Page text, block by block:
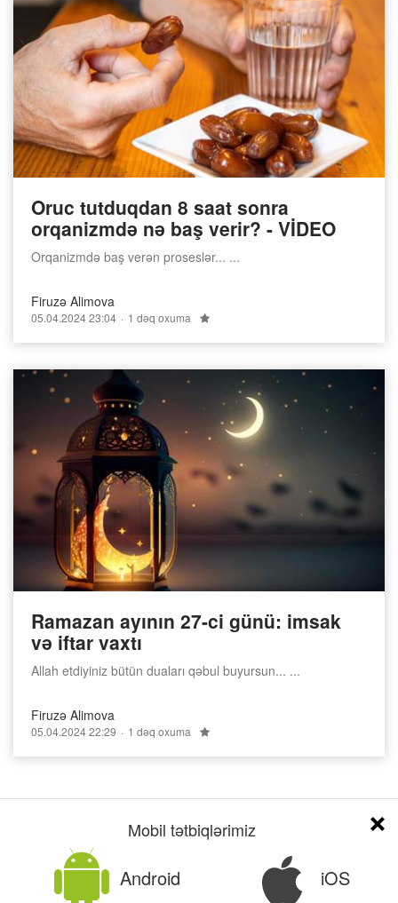
Oruc tutduqdan 8 saat sonra
orqanizmdə nə baş verir? - VİDEO
Orqanizmdə baş verən proseslər... ...
Firuzə Alimova
05.04.2024 23:04 1 dəq oxuma
Ramazan ayının 27-ci günü: imsak
və iftar vaxtı
Allah etdiyiniz bütün duaları qəbul buyursun... ...
Firuzə Alimova
05.04.2024 22:29 1 dəq oxuma
«
Mobil tətbiqlərimiz
Android iOS